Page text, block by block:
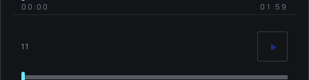
00:00 01:59
11